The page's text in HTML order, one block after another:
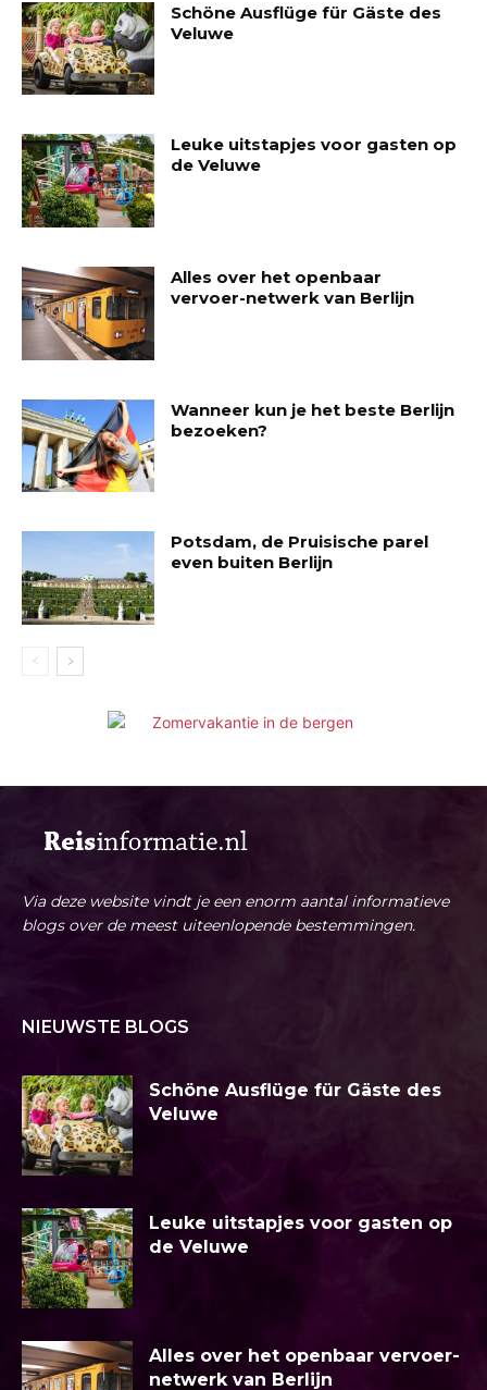
Schöne Ausflüge für Gäste des
Veluwe
Leuke uitstapjes voor gasten op
de Veluwe
Alles over het openbaar
vervoer-netwerk van Berlijn
Wanneer kun je het beste Berlijn
bezoeken?
Potsdam, de Pruisische parel
even buiten Berlijn
Via deze website vindt je een enorm aantal informatieve
blogs over de meest uiteenlopende bestemmingen.
NIEUWSTE BLOGS
Schöne Ausflüge für Gäste des
Veluwe
Leuke uitstapjes voor gasten op
de Veluwe
Alles over het openbaar vervoer-
netwerk van Berlijn